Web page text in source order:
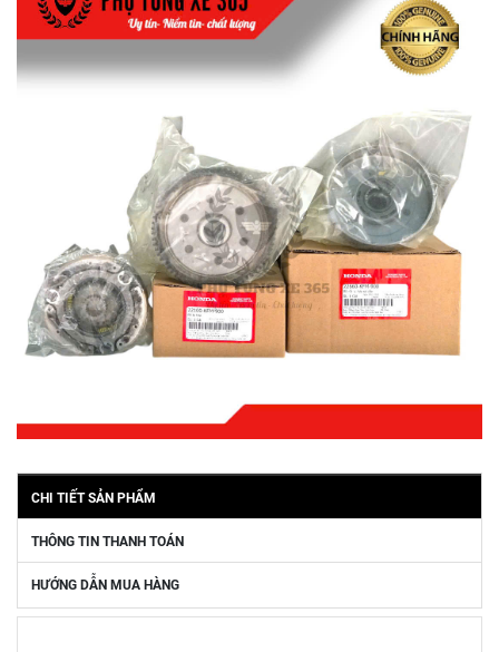
CHI TIẾT SẢN PHẨM
THÔNG TIN THANH TOÁN
HƯỚNG DẪN MUA HÀNG